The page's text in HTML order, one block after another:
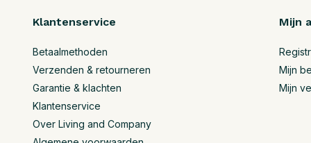
Klantenservice
Betaalmethoden
Verzenden & retourneren
Garantie & klachten
Klantenservice
Over Living and Company
Mijn
Mijn
Mijn